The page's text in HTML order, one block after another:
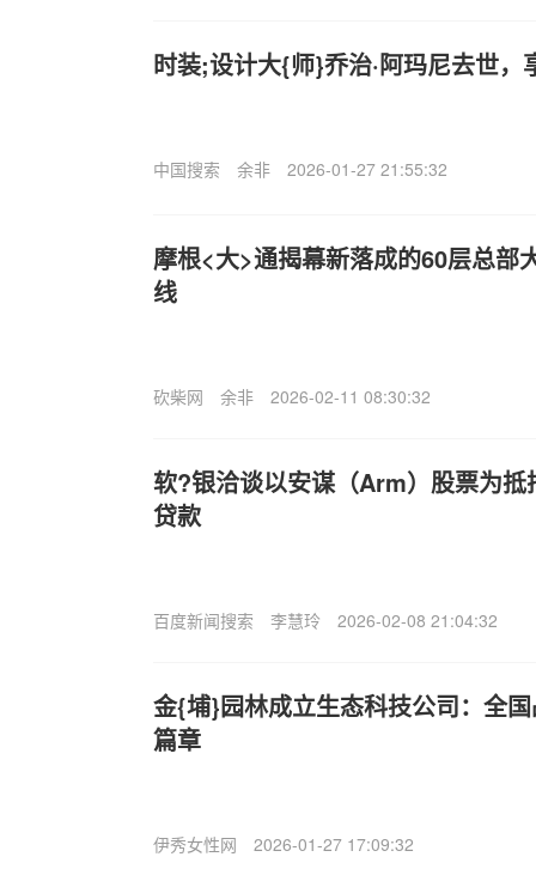
时装;设计大{师}乔治·阿玛尼去世，
中国搜索 余非 2026-01-27 21:55:32
摩根<大>通揭幕新落成的60层总部
线
砍柴网 余非 2026-02-11 08:30:32
软?银洽谈以安谋（Arm）股票为抵
贷款
百度新闻搜索 李慧玲 2026-02-08 21:04:32
金{埔}园林成立生态科技公司：全
篇章
伊秀女性网 2026-01-27 17:09:32